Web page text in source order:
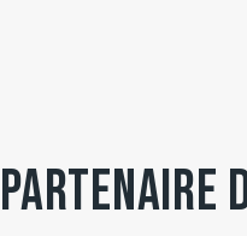
PARTENAIRE